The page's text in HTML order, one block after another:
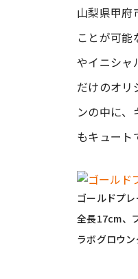
山梨県甲府
ことが可
やイニシャ
だけのオリ
ンの中に
もキュート
ゴールドプ
全長17cm、
ラボグロウ